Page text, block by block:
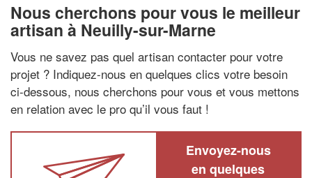
Nous cherchons pour vous le meilleur
artisan à Neuilly-sur-Marne
Vous ne savez pas quel artisan contacter pour votre
projet ? Indiquez-nous en quelques clics votre besoin
ci-dessous, nous cherchons pour vous et vous mettons
en relation avec le pro qu’il vous faut !
Envoyez-nous
en quelques